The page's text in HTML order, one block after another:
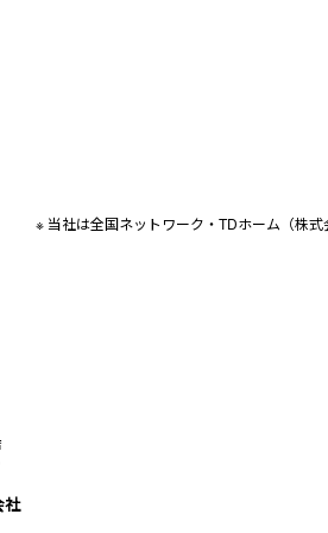
※ 当社は全国ネットワーク・TDホーム（株
社